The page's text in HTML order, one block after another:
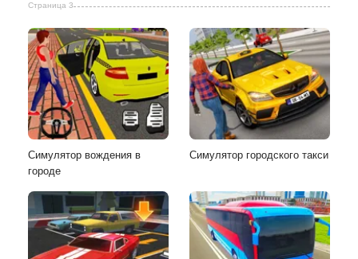
Страница 3
Симулятор вождения в
городе
Симулятор городского такси